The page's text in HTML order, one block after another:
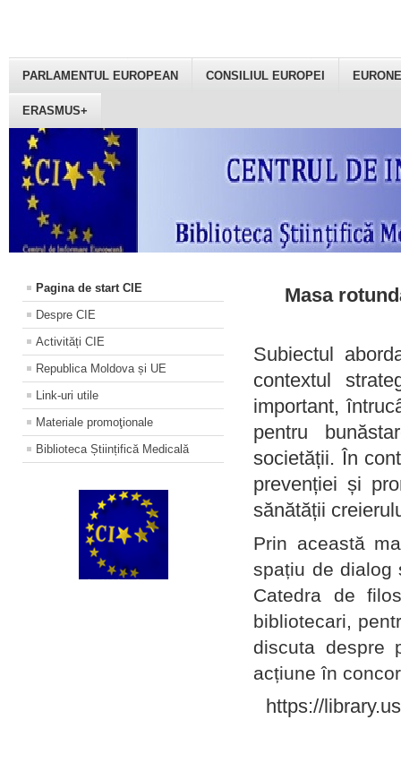
PARLAMENTUL EUROPEAN CONSILIUL EUROPEI
ERASMUS+
Pagina de start CIE
Despre CIE
Activități CIE
Republica Moldova și UE
Link-uri utile
Materiale promoţionale
Biblioteca Științifică Medicală
Masa
Subiectul
contextul
important,
pentru
societății. În
prevenției și
sănătății
Prin această
spațiu de dialog
Catedra de
bibliotecari,
discuta despre
acțiune în
https://